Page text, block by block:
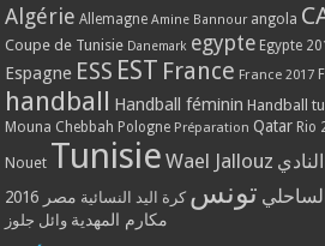
Algérie Allemagne Amine Bannour angola
Coupe de Tunisie Danemark egypte Egypte
Espagne ESS EST France France 2017
handball Handball féminin Handball
Mouna Chebbah Pologne Préparation Qatar Rio
Nouet Tunisie Wael Jallouz النادي
تونس كرة اليد النسائية مصر 2016
مكارم المهدية وائل جلوز